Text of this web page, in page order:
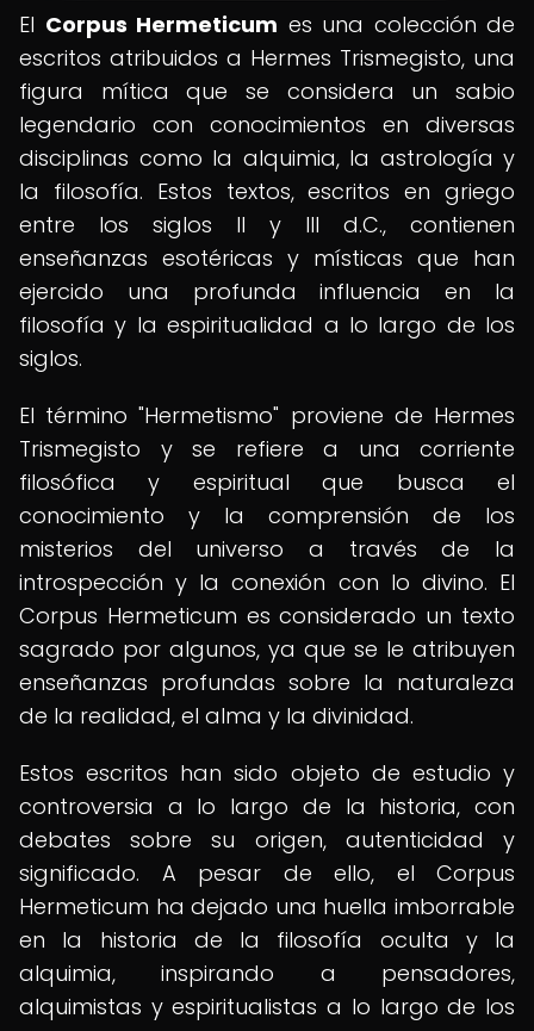
El Corpus Hermeticum es una colección de
escritos atribuidos a Hermes Trismegisto, una
figura mítica que se considera un sabio
legendario con conocimientos en diversas
disciplinas como la alquimia, la astrología y
la filosofía. Estos textos, escritos en griego
entre los siglos II y III d.C., contienen
enseñanzas esotéricas y místicas que han
ejercido una profunda influencia en la
filosofía y la espiritualidad a lo largo de los
siglos.
El término "Hermetismo" proviene de Hermes
Trismegisto y se refiere a una corriente
filosófica y espiritual que busca el
conocimiento y la comprensión de los
misterios del universo a través de la
introspección y la conexión con lo divino. El
Corpus Hermeticum es considerado un texto
sagrado por algunos, ya que se le atribuyen
enseñanzas profundas sobre la naturaleza
de la realidad, el alma y la divinidad.
Estos escritos han sido objeto de estudio y
controversia a lo largo de la historia, con
debates sobre su origen, autenticidad y
significado. A pesar de ello, el Corpus
Hermeticum ha dejado una huella imborrable
en la historia de la filosofía oculta y la
alquimia, inspirando a pensadores,
alquimistas y espiritualistas a lo largo de los